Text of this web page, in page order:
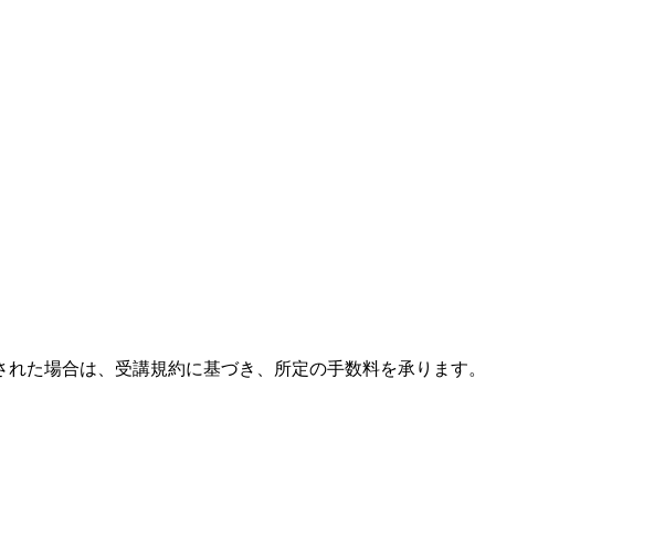
た場合は、受講規約に基づき、所定の手数料を承ります。